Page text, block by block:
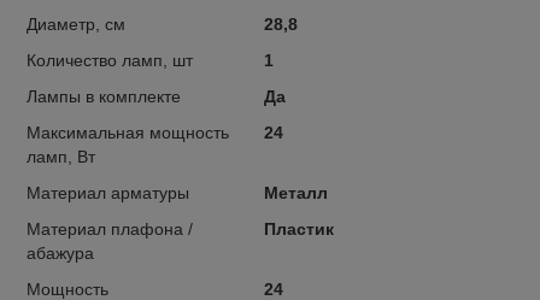
Диаметр, см
28,8
Количество ламп, шт
1
Лампы в комплекте
Да
Максимальная мощность
ламп, Вт
24
Материал арматуры
Металл
Материал плафона /
абажура
Пластик
Мощность
24